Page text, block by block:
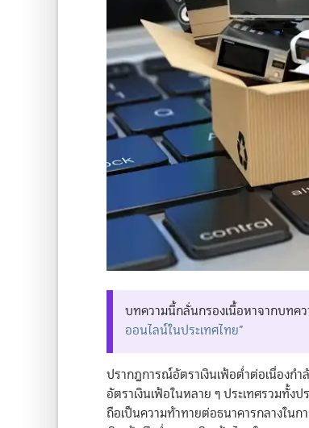
บทความนี้กลั่นกรองเนื้อหาจากบทคว
ออนไลน์ในประเทศไทย”
ปรากฏการณ์อัตราเงินเฟ้อต่ำต่อเนื่องก
อัตราเงินเฟ้อในหลาย ๆ ประเทศรวมทั้ง
ถือเป็นความท้าทายต่อธนาคารกลางในก